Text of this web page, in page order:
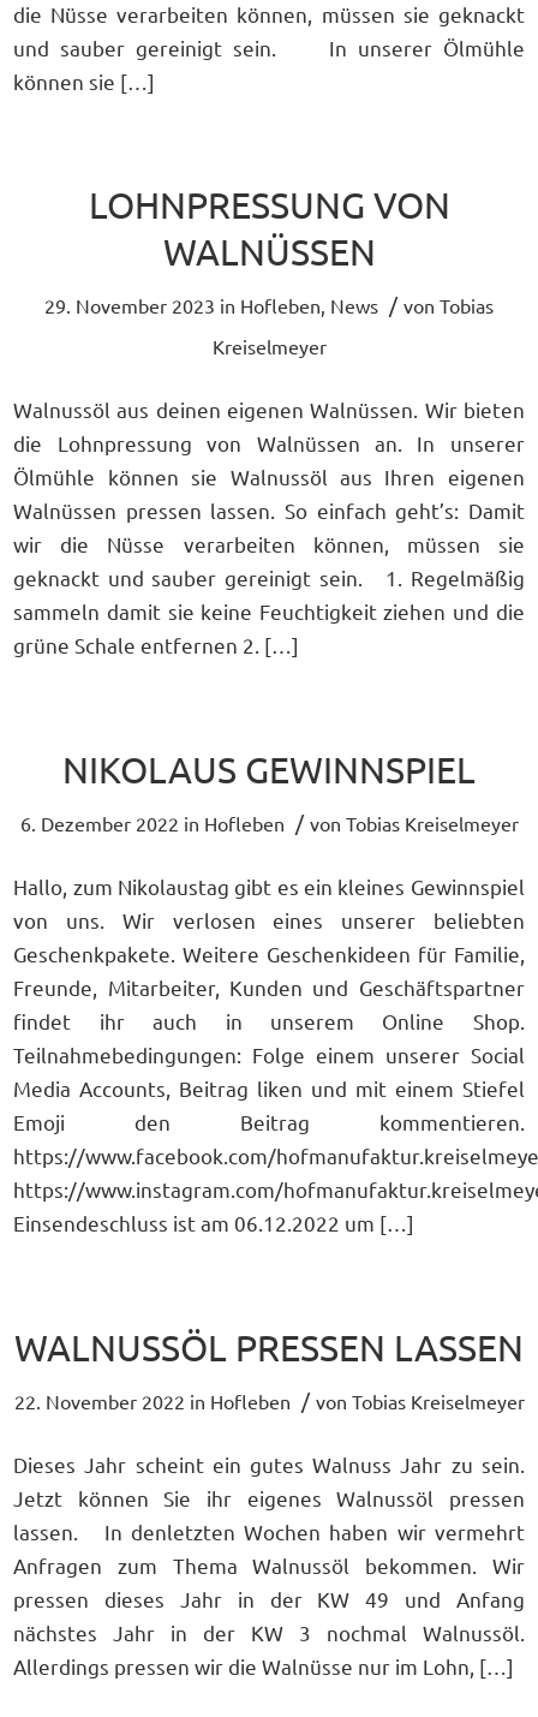
die Nüsse verarbeiten können, müssen sie geknackt
und sauber gereinigt sein. In unserer Ölmühle
können sie […]
LOHNPRESSUNG VON
WALNÜSSEN
29. November 2023 in Hofleben, News / von Tobias
Kreiselmeyer
Walnussöl aus deinen eigenen Walnüssen. Wir bieten
die Lohnpressung von Walnüssen an. In unserer
Ölmühle können sie Walnussöl aus Ihren eigenen
Walnüssen pressen lassen. So einfach geht’s: Damit
wir die Nüsse verarbeiten können, müssen sie
geknackt und sauber gereinigt sein. 1. Regelmäßig
sammeln damit sie keine Feuchtigkeit ziehen und die
grüne Schale entfernen 2. […]
NIKOLAUS GEWINNSPIEL
6. Dezember 2022 in Hofleben / von Tobias Kreiselmeyer
Hallo, zum Nikolaustag gibt es ein kleines Gewinnspiel
von uns. Wir verlosen eines unserer beliebten
Geschenkpakete. Weitere Geschenkideen für Familie,
Freunde, Mitarbeiter, Kunden und Geschäftspartner
findet ihr auch in unserem Online Shop.
Teilnahmebedingungen: Folge einem unserer Social
Media Accounts, Beitrag liken und mit einem Stiefel
Emoji den Beitrag kommentieren.
https://www.facebook.com/
https://www.instagram.com/
Einsendeschluss ist am 06.12.2022 um […]
WALNUSSÖL PRESSEN LASSEN
22. November 2022 in Hofleben / von Tobias Kreiselmeyer
Dieses Jahr scheint ein gutes Walnuss Jahr zu sein.
Jetzt können Sie ihr eigenes Walnussöl pressen
lassen. In denletzten Wochen haben wir vermehrt
Anfragen zum Thema Walnussöl bekommen. Wir
pressen dieses Jahr in der KW 49 und Anfang
nächstes Jahr in der KW 3 nochmal Walnussöl.
Allerdings pressen wir die Walnüsse nur im Lohn, […]